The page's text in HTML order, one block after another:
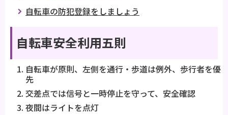
自転車の防犯登録をしましょう
自転車安全利用五則
自転車が原則、左側を通行・歩道は例外、歩行者を優
先
交差点では信号と一時停止を守って、安全確認
夜間はライトを点灯